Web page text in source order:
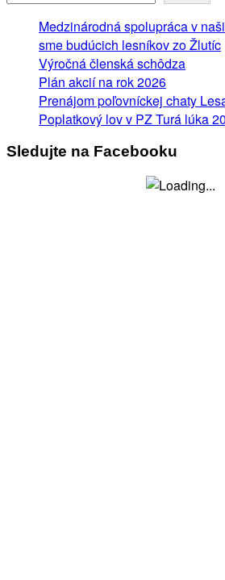
Medzinárodná spolupráca v
sme budúcich lesníkov zo Žlutíc
Výročná členská schôdza
Plán akcií na rok 2026
Prenájom poľovníckej chaty
Poplatkový lov v PZ Turá lúka
Sledujte na Facebooku